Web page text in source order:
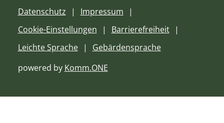
Datenschutz
Impressum
Cookie-Einstellungen
Barrierefreiheit
Leichte Sprache
Gebärdensprache
powered by Komm.ONE